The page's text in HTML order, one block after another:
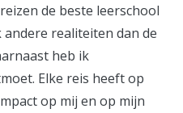
de beste leerschool
realiteiten dan de
heb ik
Elke reis heeft op
op mij en op mijn